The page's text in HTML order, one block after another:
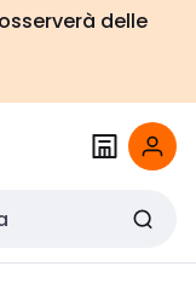
delle